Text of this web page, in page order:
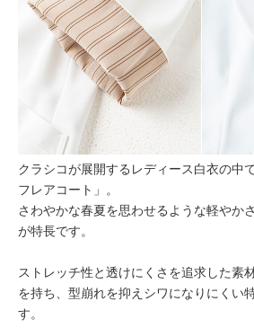
クラシコが展開するレディース白衣の中
フレアコート」。
さわやかな春夏を思わせるような軽やか
が特長です。
ストレッチ性と透けにくさを追求した素
を持ち、型崩れを抑えシワになりにくい
す。